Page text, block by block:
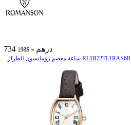
734 درهم ≈ $198
ساعة معصم رومانسون الطراز RL1B72TL1RAS6R